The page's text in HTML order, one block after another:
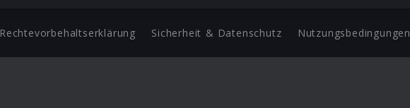
Rechtevorbehaltserklärung Sicherheit & Datenschutz Nutzungsbedingungen